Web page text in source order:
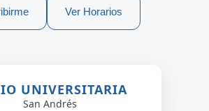
Ver Horarios
UNIVERSITARIA
San Andrés